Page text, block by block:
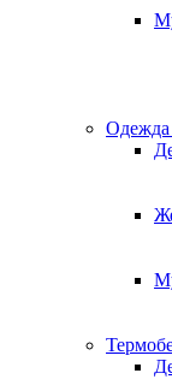
Одежда